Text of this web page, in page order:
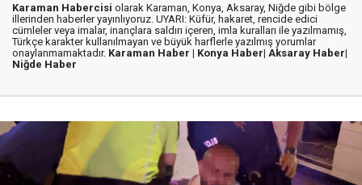
Karaman Habercisi olarak Karaman, Konya, Aksaray, Niğde gibi bölge
illerinden haberler yayınlıyoruz. UYARI: Küfür, hakaret, rencide edici
cümleler veya imalar, inançlara saldırı içeren, imla kuralları ile yazılmamış,
Türkçe karakter kullanılmayan ve büyük harflerle yazılmış yorumlar
onaylanmamaktadır. Karaman Haber | Konya Haber| Aksaray Haber|
Niğde Haber